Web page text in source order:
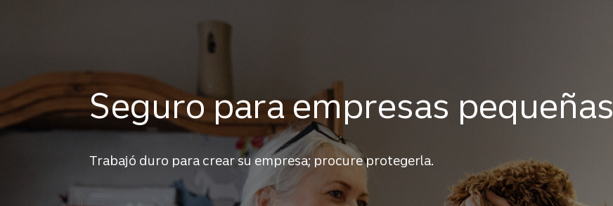
Seguro para empresas pequeñas
Trabajó duro para crear su empresa; procure protegerla.